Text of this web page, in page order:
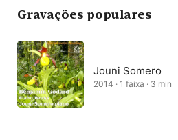
Gravações populares
Jouni Somero
2014 · 1 faixa · 3 min